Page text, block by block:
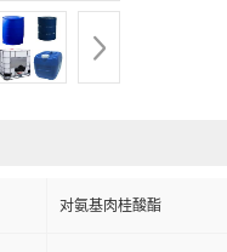
对氨基肉桂酸酯